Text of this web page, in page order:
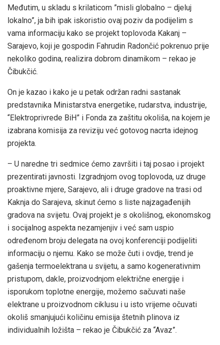
Međutim, u skladu s krilaticom ”misli globalno – djeluj
lokalno”, ja bih ipak iskoristio ovaj poziv da podijelim s
vama informaciju kako se projekt toplovoda Kakanj –
Sarajevo, koji je gospodin Fahrudin Radončić pokrenuo prije
nekoliko godina, realizira dobrom dinamikom – rekao je
Čibukčić.
On je kazao i kako je u petak održan radni sastanak
predstavnika Ministarstva energetike, rudarstva, industrije,
“Elektroprivrede BiH” i Fonda za zaštitu okoliša, na kojem je
izabrana komisija za reviziju već gotovog nacrta idejnog
projekta.
– U naredne tri sedmice ćemo završiti i taj posao i projekt
prezentirati javnosti. Izgradnjom ovog toplovoda, uz druge
proaktivne mjere, Sarajevo, ali i druge gradove na trasi od
Kaknja do Sarajeva, skinut ćemo s liste najzagađenijih
gradova na svijetu. Ovaj projekt je s okolišnog, ekonomskog
i socijalnog aspekta nezamjenjiv i već sam uspio
određenom broju delegata na ovoj konferenciji podijeliti
informaciju o njemu. Kako se može čuti i ovdje, trend je
gašenja termoelektrana u svijetu, a samo kogenerativnim
pristupom, dakle, proizvodnjom električne energije i
isporukom toplotne energije, možemo sačuvati naše
elektrane u proizvodnom ciklusu i u isto vrijeme očuvati
okoliš smanjujući količinu emisija štetnih plinova iz
individualnih ložišta – rekao je Čibukčić za “Avaz”.